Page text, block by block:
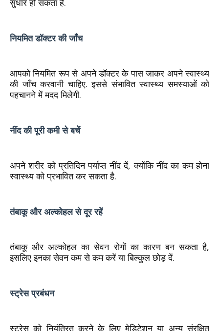
सुधार हो सकता है.
नियमित डॉक्टर की जाँच
आपको नियमित रूप से अपने डॉक्टर के पास जाकर अपने स्वास्थ्य
की जाँच करवानी चाहिए. इससे संभावित स्वास्थ्य समस्याओं को
पहचानने में मदद मिलेगी.
नींद की पूरी कमी से बचें
अपने शरीर को प्रतिदिन पर्याप्त नींद दें, क्योंकि नींद का कम होना
स्वास्थ्य को प्रभावित कर सकता है.
तंबाकू और अल्कोहल से दूर रहें
तंबाकू और अल्कोहल का सेवन रोगों का कारण बन सकता है,
इसलिए इनका सेवन कम से कम करें या बिल्कुल छोड़ दें.
स्ट्रेस प्रबंधन
स्ट्रेस को नियंत्रित करने के लिए मेडिटेशन या अन्य संरक्षित